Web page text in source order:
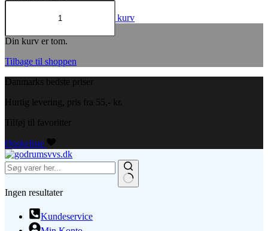
Tilføj til kurv
Din kurv er tom.
Tilbage til shoppen
Danmarks bedste priser
Hurtig levering, pris fra 55,- kr.
Tilføj til favoritter
Ønskeliste
Ingen resultater
Kundeservice